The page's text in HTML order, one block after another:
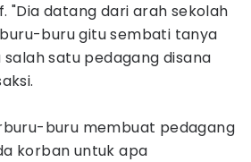
"Dia datang dari arah sekolah
buru gitu sembati tanya
satu pedagang disana
buru membuat pedagang
korban untuk apa